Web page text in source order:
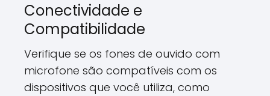
Conectividade e
Compatibilidade
Verifique se os fones de ouvido com
microfone são compatíveis com os
dispositivos que você utiliza, como